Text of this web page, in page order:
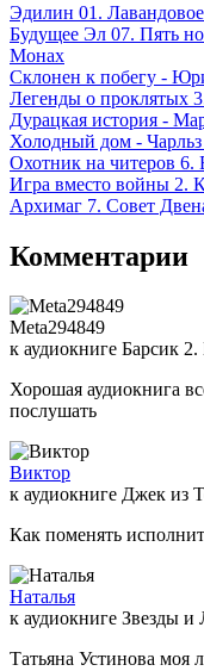
Эдилин 01.
Будущее Эл 07. Пять
Монах
Склонен к побегу -
Легенды о проклятых
Дурацкая история -
Холодный дом -
Охотник на читеров 6.
Игра вместо войны 2.
Архимаг 7. Совет
Комментарии
Meta294849
к аудиокниге Барсик
Хорошая аудиокнига
послушать
Виктор
к аудиокниге Джек из
Как поменять
Наталья
к аудиокниге Звезды
Татьяна Устинова моя